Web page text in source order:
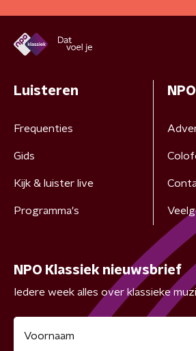
Luisteren
Frequenties
Gids
Kijk & luister live
Programma's
NPO Klassiek nieuwsbrief
Iedere week alles over klassieke